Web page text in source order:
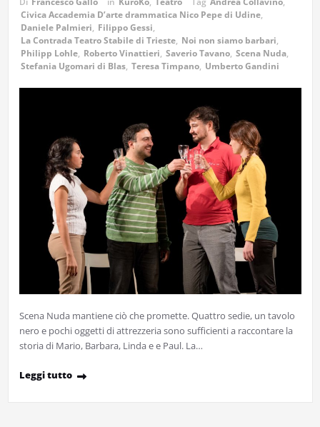
Civica Accademia D’arte drammatica Nico Pepe di Udine,
Daniele Palmieri, Filippo Gessi,
La Contrada Teatro Stabile di Trieste, Noi non siamo barbari,
Philipp Lohle, Roberto Vinattieri, Saverio Tavano, Scena Nuda,
Stefania Ugomari di Blas, Teresa Timpano, Umberto Gandini
Scena Nuda mantiene ciò che promette. Quattro sedie, un tavolo
nero e pochi oggetti di attrezzeria sono sufficienti a raccontare la
storia di Mario, Barbara, Linda e e Paul. La…
Leggi tutto